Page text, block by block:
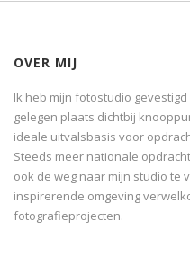
OVER MIJ
Ik heb mijn fotostudio
gelegen plaats dichtbij
ideale uitvalsbasis voor
Steeds meer nationale
ook de weg naar mijn studio te
inspirerende omgeving
fotografieprojecten.